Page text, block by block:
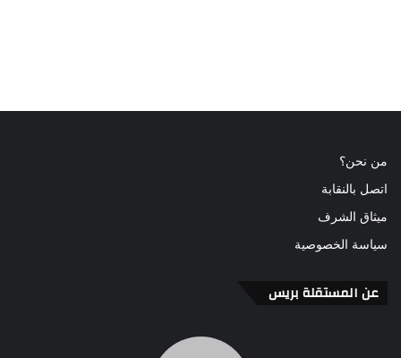
من نحن؟
اتصل بالنقابة
ميثاق الشرف
سياسة الخصوصية
عن المستقلة بريس